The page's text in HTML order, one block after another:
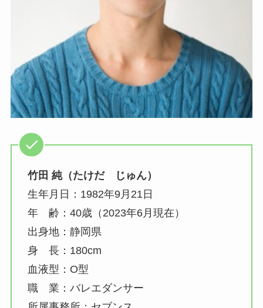
竹田 純（たけだ じゅん）
生年月日：1982年9月21日
年 齢：40歳（2023年6月現在）
出身地：静岡県
身 長：180cm
血液型：O型
職 業：バレエダンサー